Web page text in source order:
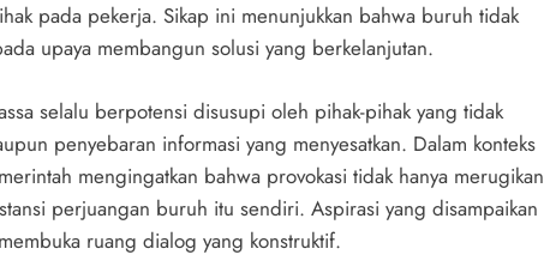
pada pekerja. Sikap ini menunjukkan bahwa buruh tidak
upaya membangun solusi yang berkelanjutan.
selalu berpotensi disusupi oleh pihak-pihak yang tidak
penyebaran informasi yang menyesatkan. Dalam konteks
mengingatkan bahwa provokasi tidak hanya merugikan
perjuangan buruh itu sendiri. Aspirasi yang disampaikan
ruang dialog yang konstruktif.